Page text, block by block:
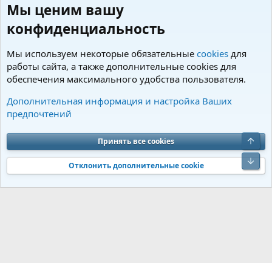
Теги
Cookies Charm by DCom
Обратная связь
Условия и правила
Политика конфиденциальности
Помощь
S
S
Community platform by XenForo® © 2010-2026 XenForo Ltd. Перевод от
Jumuro®|Media embeds via s9e/MediaSites
Мы ценим вашу
конфиденциальность
Мы используем некоторые обязательные cookies для
работы сайта, а также дополнительные cookies для
обеспечения максимального удобства пользователя.
Дополнительная информация и настройка Ваших
предпочтений
Принять все cookies
Отклонить дополнительные cookie
Верх
Низ